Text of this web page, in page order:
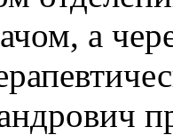
а